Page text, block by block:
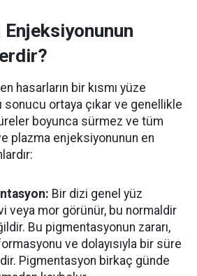
hasarların bir kısmı yüze
ortaya çıkar ve genellikle
boyunca sürmez ve tüm
plazma enjeksiyonunun en
Bir dizi genel yüz
veya mor görünür, bu normaldir
Bu pigmentasyonun zararı,
ve dolayısıyla bir süre
Pigmentasyon birkaç günde